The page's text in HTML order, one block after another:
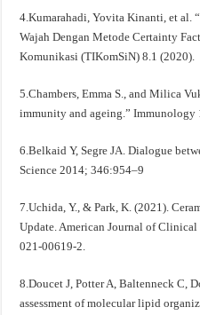
4.Kumarahadi, Yovita Kinanti, et al.
Wajah Dengan Metode Certainty
Komunikasi (TIKomSiN) 8.1 (2020).
5.Chambers, Emma S., and Milica
immunity and ageing.” Immunology
6.Belkaid Y, Segre JA. Dialogue
Science 2014; 346:954–9
7.Uchida, Y., & Park, K. (2021).
Update. American Journal of
021-00619-2.
8.Doucet J, Potter A, Baltenneck C,
assessment of molecular lipid